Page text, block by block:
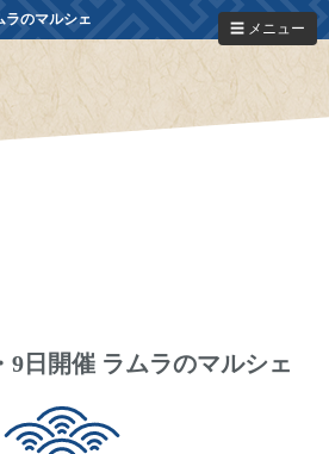
のマルシェ
☰ メニュー
9日開催 ラムラのマルシェ